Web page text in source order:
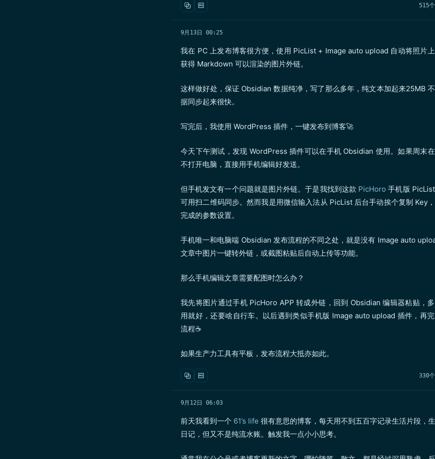
515
9月13日 00:25
我在 PC 上发布博客很方便，使用 PicList + Image auto upload 自动将照片
获得 Markdown 可以渲染的图片外链。
这样做好处，保证 Obsidian 数据纯净，写了那么多年，纯文本加起来25MB
据同步起来很快。
写完后，我使用 WordPress 插件，一键发布到博客🚀
今天下午测试，发现 WordPress 插件可以在手机 Obsidian 使用。如果周末
不打开电脑，直接用手机编辑好发送。
但手机发文有一个问题就是图片外链。于是我找到这款 PicHoro 手机版
可用扫二维码同步。然而我是用微信输入法从 PicList 后台手动挨个复制 Key
完成的参数设置。
手机唯一和电脑端 Obsidian 发布流程的不同之处，就是没有 Image auto
文章中图片一键转外链，或截图粘贴后自动上传等功能。
那么手机编辑文章需要配图时怎么办？
我先将图片通过手机 PicHoro APP 转成外链，回到 Obsidian 编辑器粘贴，
用就好，还要啥自行车。以后遇到类似手机版 Image auto upload 插件，再
流程☕
如果生产力工具有平板，发布流程大抵亦如此。
330
9月12日 06:03
前天我看到一个 61’s life 很有意思的博客，每天用不到五百字记录生活片段，
日记，但又不是纯流水账。触发我一点小小思考。